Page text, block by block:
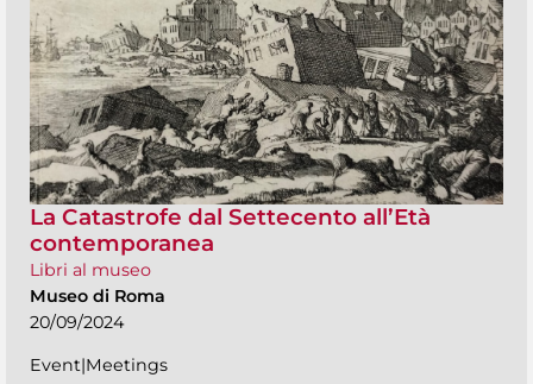
La Catastrofe dal Settecento all’Età
contemporanea
Libri al museo
Museo di Roma
20/09/2024
Event|Meetings